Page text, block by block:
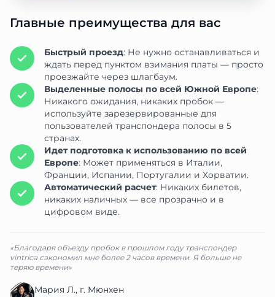
Главные преимущества для вас
Быстрый проезд: Не нужно останавливаться и
ждать перед пунктом взимания платы — просто
проезжайте через шлагбаум.
Выделенные полосы по всей Южной Европе:
Никакого ожидания, никаких пробок —
используйте зарезервированные для
пользователей транспондера полосы в 5
странах.
Идет подготовка к использованию по всей
Европе: Может применяться в Италии,
Франции, Испании, Португалии и Хорватии.
Автоматический расчет: Никаких билетов,
никаких наличных — все прозрачно и в
цифровом виде.
«Благодаря объезду пробок в прошлом году транспондер
vintrica сэкономил мне более 2 часов времени. Я больше не
теряю времени»
Мария Л., г. Мюнхен